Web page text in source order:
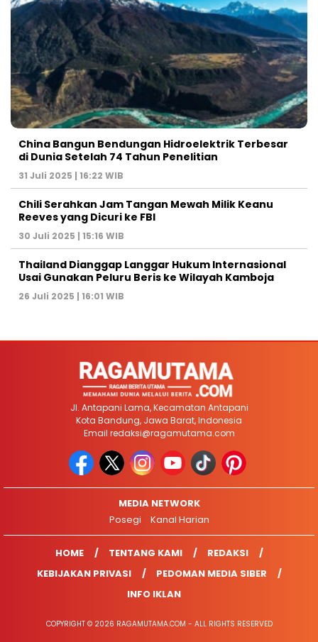
China Bangun Bendungan Hidroelektrik Terbesar
di Dunia Setelah 74 Tahun Penelitian
31 Juli 2025 | 16:22 WIB
Chili Serahkan Jam Tangan Mewah Milik Keanu
Reeves yang Dicuri ke FBI
30 Juli 2025 | 15:16 WIB
Thailand Dianggap Langgar Hukum Internasional
Usai Gunakan Peluru Beris ke Wilayah Kamboja
26 Juli 2025 | 16:01 WIB
Jl. Antapani Lama, Kecamatan Antapani
Kota Bandung, Jawa Barat, Indonesia
Email redaksi@ragamutama.com
MEDIA NETWORK
Posegi
Kanal Harian
HOME TENTANG KAMI
REDAKSI
KEBIJAKAN PRIVASI
PEDOMAN MEDIA SIBER
INFO IKLAN
COPYRIGHT © 2026 RAGAMUTAMA.COM - ALL RIGHTS RESERVED